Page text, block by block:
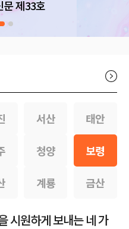
문 제33호
서산 태안
청양 보령
계룡 금산
시원하게 보내는 네 가